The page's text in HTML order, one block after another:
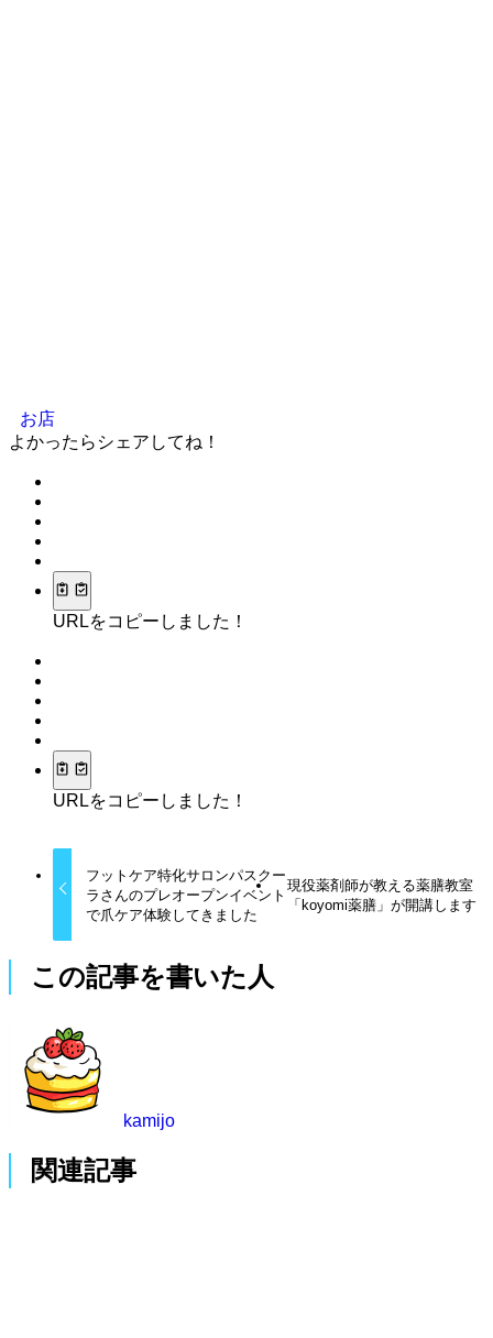
お店
よかったらシェアしてね！
URLをコピーしました！
URLをコピーしました！
フットケア特化サロンパスクー
ラさんのプレオープンイベント
で爪ケア体験してきました
現役薬剤師が教える薬膳教室
「koyomi薬膳」が開講します
この記事を書いた人
kamijo
関連記事